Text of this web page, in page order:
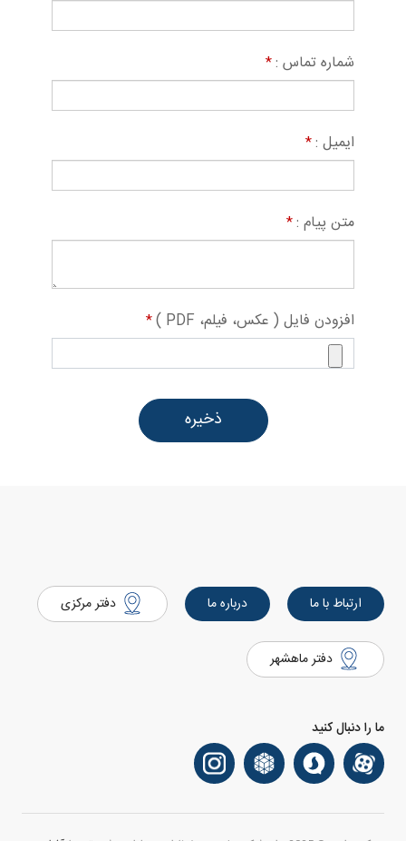
شماره تماس :*
ایمیل :*
متن پیام :*
افزودن فایل ( عکس، فیلم، PDF ) *
ارتباط با ما درباره ما دفتر مرکزی
دفتر ماهشهر
ما را دنبال کنید